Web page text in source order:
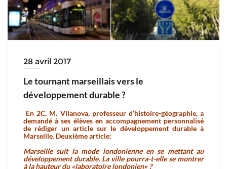
28 avril 2017
Le tournant marseillais vers le
développement durable ?
En 2C, M. Vilanova, professeur d’histoire-géographie, a
demandé à ses élèves en accompagnement personnalisé
de rédiger un article sur le développement durable à
Marseille. Deuxième article:
Marseille suit la mode londonienne en se mettant au
développement durable. La ville pourra-t-elle se montrer
à la hauteur du «laboratoire londonien» ?